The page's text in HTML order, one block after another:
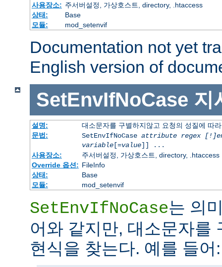
사용장소: 주서버설정, 가상호스트, directory, .htaccess
상태:
Base
모듈:
mod_setenvif
Documentation not yet
English version of
SetEnvIfNoCase 지
설명:
대소문자를 구별하지않고 요청의 성질에 따
문법:
SetEnvIfNoCase attribute regex
variable[=value]] ...
사용장소:
주서버설정, 가상호스트, directory, .htaccess
Override 옵션: FileInfo
상태:
Base
모듈:
mod_setenvif
SetEnvIfNoCase는 의
어와 같지만, 대소문자를
현식을 찾는다. 예를 들어: